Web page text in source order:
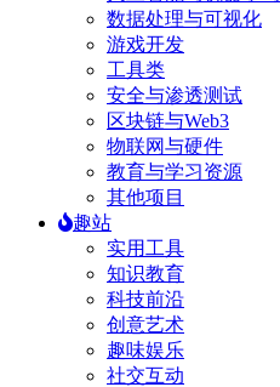
数据处理与可视化
游戏开发
工具类
安全与渗透测试
区块链与Web3
物联网与硬件
教育与学习资源
其他项目
趣站
实用工具
知识教育
科技前沿
创意艺术
趣味娱乐
社交互动